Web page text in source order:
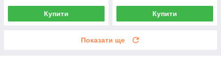
Купити Купити
Показати ще